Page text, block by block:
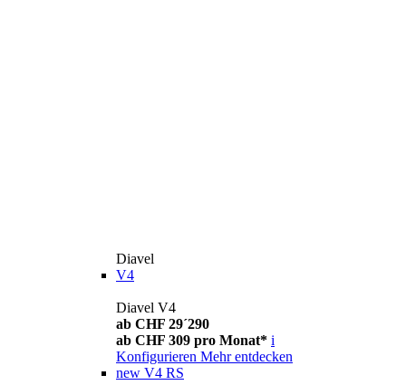
Diavel
V4
Diavel V4
ab CHF 29´290
ab CHF 309 pro Monat* i
Konfigurieren Mehr entdecken
new V4 RS